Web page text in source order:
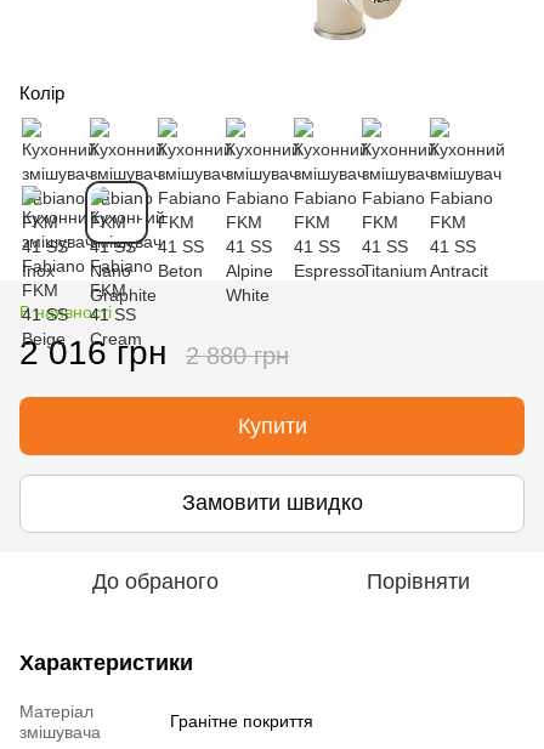
Колір
В наявності
2 016 грн 2 880 грн
Купити
Замовити швидко
До обраного Порівняти
Характеристики
Матеріал
змішувача
Гранітне покриття